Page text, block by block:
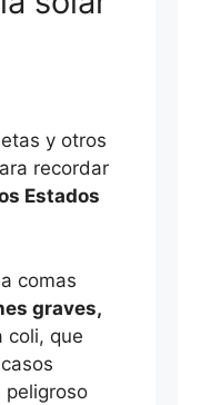
y otros
recordar
Estados
comas
graves,
coli, que
peligroso